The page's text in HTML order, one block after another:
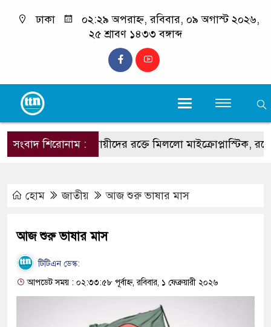
ঢাকা
০২:২৯ অপরাহ্ন, রবিবার, ০৯ অগাস্ট ২০২৬,
২৫ শ্রাবণ ১৪৩৩ বঙ্গাব্দ
সংবাদ শিরোনাম :
ধূমপায়ীদের রক্তে মিললো মাইক্রোপ্লাস্টিক, রয়েছে
হোম জাতীয় আজ শুরু ভাষার মাস
আজ শুরু ভাষার মাস
টিটিএন ডেস্ক:
আপডেট সময় : ০২:৩৩:৫৮ পূর্বাহ্ন, রবিবার, ১ ফেব্রুয়ারী ২০২৬